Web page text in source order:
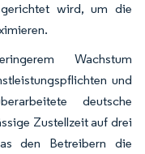
wird, um die
Wachstum
und
deutsche
Zustellzeit auf drei
den Betreibern die